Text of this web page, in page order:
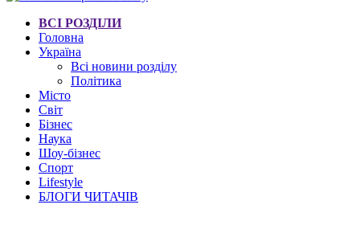
ВСІ РОЗДІЛИ
Головна
Україна
Всі новини розділу
Політика
Місто
Світ
Бізнес
Наука
Шоу-бізнес
Спорт
Lifestyle
БЛОГИ ЧИТАЧІВ